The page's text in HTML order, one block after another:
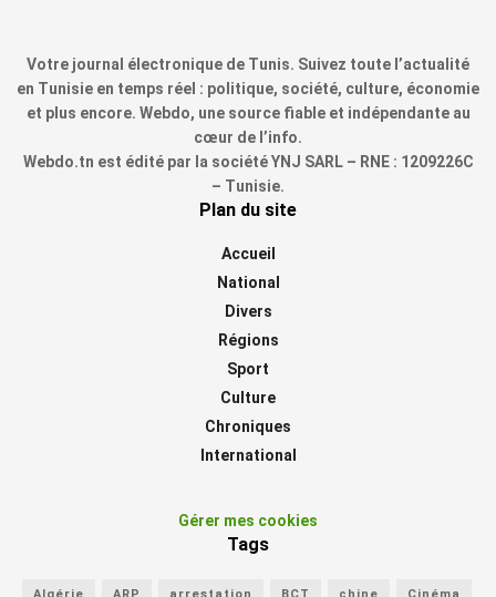
Votre journal électronique de Tunis. Suivez toute l’actualité
en Tunisie en temps réel : politique, société, culture, économie
et plus encore. Webdo, une source fiable et indépendante au
cœur de l’info.
Webdo.tn est édité par la société YNJ SARL – RNE : 1209226C
– Tunisie.
Plan du site
Accueil
National
Divers
Régions
Sport
Culture
Chroniques
International
Gérer mes cookies
Tags
Algérie ARP arrestation BCT chine Cinéma